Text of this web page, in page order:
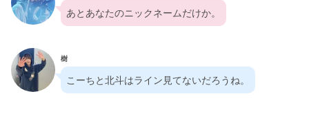
あとあなたのニックネームだけか。
樹
こーちと北斗はライン見てないだろうね。